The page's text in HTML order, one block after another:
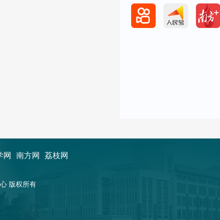
网 南方网 荔枝网
版权所有